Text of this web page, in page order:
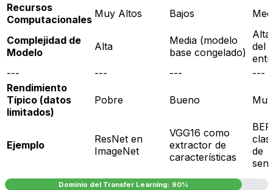
Recursos
Computacionales Muy Altos Bajos
Complejidad de
Modelo
Alta
Media (modelo
base congelado) del
---
--- ---
---
Rendimiento
Típico (datos
limitados)
Pobre Bueno
Ejemplo
ResNet en
ImageNet
VGG16 como
extractor de
características
de
Dominio del Transfer Learning: 90%